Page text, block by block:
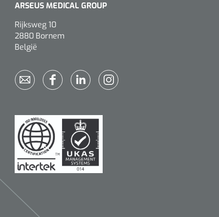
ARSEUS MEDICAL GROUP
Rijksweg 10
2880 Bornem
België